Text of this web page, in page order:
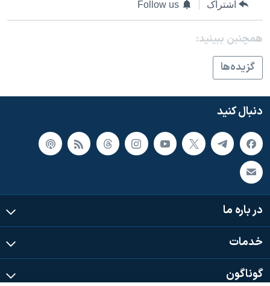
اسرائیل در جنگ
نرگس محمدی برنده جایزه نوبل صلح
همایش محافظه‌کاران آمریکا «سی‌پک»
سفر پرزیدنت ترامپ به چین
اشتراک Follow us
همچنبن ببینید:
گزيده‌ها
دنبال کنید
در باره ما
خدمات
گوناگون